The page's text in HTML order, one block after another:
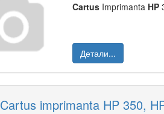
Cartus Imprimanta HP
Детали...
Cartus imprimanta HP 350,